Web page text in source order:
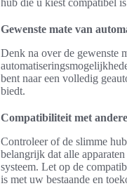
hub die u kiest compatibel
Gewenste mate van
Denk na over de gewenste
bent naar een volledig
biedt.
Compatibiliteit met
Controleer of de slimme
belangrijk dat alle
systeem. Let op de
is met uw bestaande en